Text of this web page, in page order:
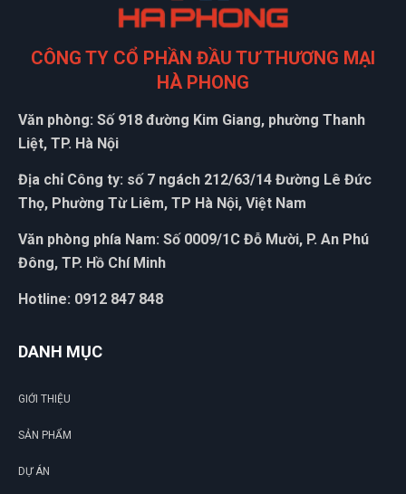
CÔNG TY CỔ PHẦN ĐẦU TƯ THƯƠNG MẠI
HÀ PHONG
Văn phòng: Số 918 đường Kim Giang, phường Thanh
Liệt, TP. Hà Nội
Địa chỉ Công ty: số 7 ngách 212/63/14 Đường Lê Đức
Thọ, Phường Từ Liêm, TP Hà Nội, Việt Nam
Văn phòng phía Nam: Số 0009/1C Đỗ Mười, P. An Phú
Đông, TP. Hồ Chí Minh
Hotline: 0912 847 848
DANH MỤC
GIỚI THIỆU
SẢN PHẨM
DỰ ÁN